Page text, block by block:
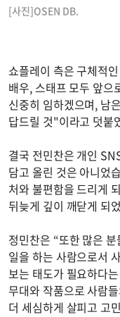
[사진]OSEN DB.
쇼플레이 측은 구체적
배우, 스태프 모두 앞으
신중히 임하겠으며, 남
답드릴 것"이라고 덧붙
결국 전민찬은 개인
담고 올린 것은 아니었
처와 불편함을 드리게
뒤늦게 깊이 깨닫게 되
정민찬은 “또한 많은
일을 하는 사람으로서
보는 태도가 필요하다
무대와 작품으로 사람
더 세심하게 살피고 고